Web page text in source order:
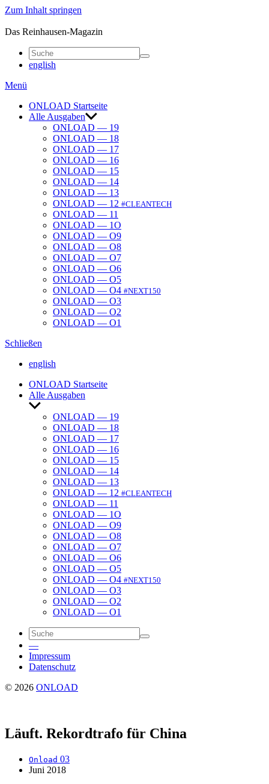
Zum Inhalt springen
Das Reinhausen-Magazin
english
Menü
ONLOAD Start­seite
Alle Ausgaben
ONLOAD — 19
ONLOAD — 18
ONLOAD — 17
ONLOAD — 16
ONLOAD — 15
ONLOAD — 14
ONLOAD — 13
ONLOAD — 12 #CLEANTECH
ONLOAD — 11
ONLOAD — 1O
ONLOAD — O9
ONLOAD — O8
ONLOAD — O7
ONLOAD — O6
ONLOAD — O5
ONLOAD — O4 #NEXT150
ONLOAD — O3
ONLOAD — O2
ONLOAD — O1
Schließen
english
ONLOAD Start­seite
Alle Ausgaben
Untermenü
anzeigenONLOAD — 19
ONLOAD — 18
ONLOAD — 17
ONLOAD — 16
ONLOAD — 15
ONLOAD — 14
ONLOAD — 13
ONLOAD — 12 #CLEANTECH
ONLOAD — 11
ONLOAD — 1O
ONLOAD — O9
ONLOAD — O8
ONLOAD — O7
ONLOAD — O6
ONLOAD — O5
ONLOAD — O4 #NEXT150
ONLOAD — O3
ONLOAD — O2
ONLOAD — O1
—
Impressum
Daten­schutz
© 2026 ONLOAD
Läuft. Rekord­trafo für China
Onload 03
Juni 2018